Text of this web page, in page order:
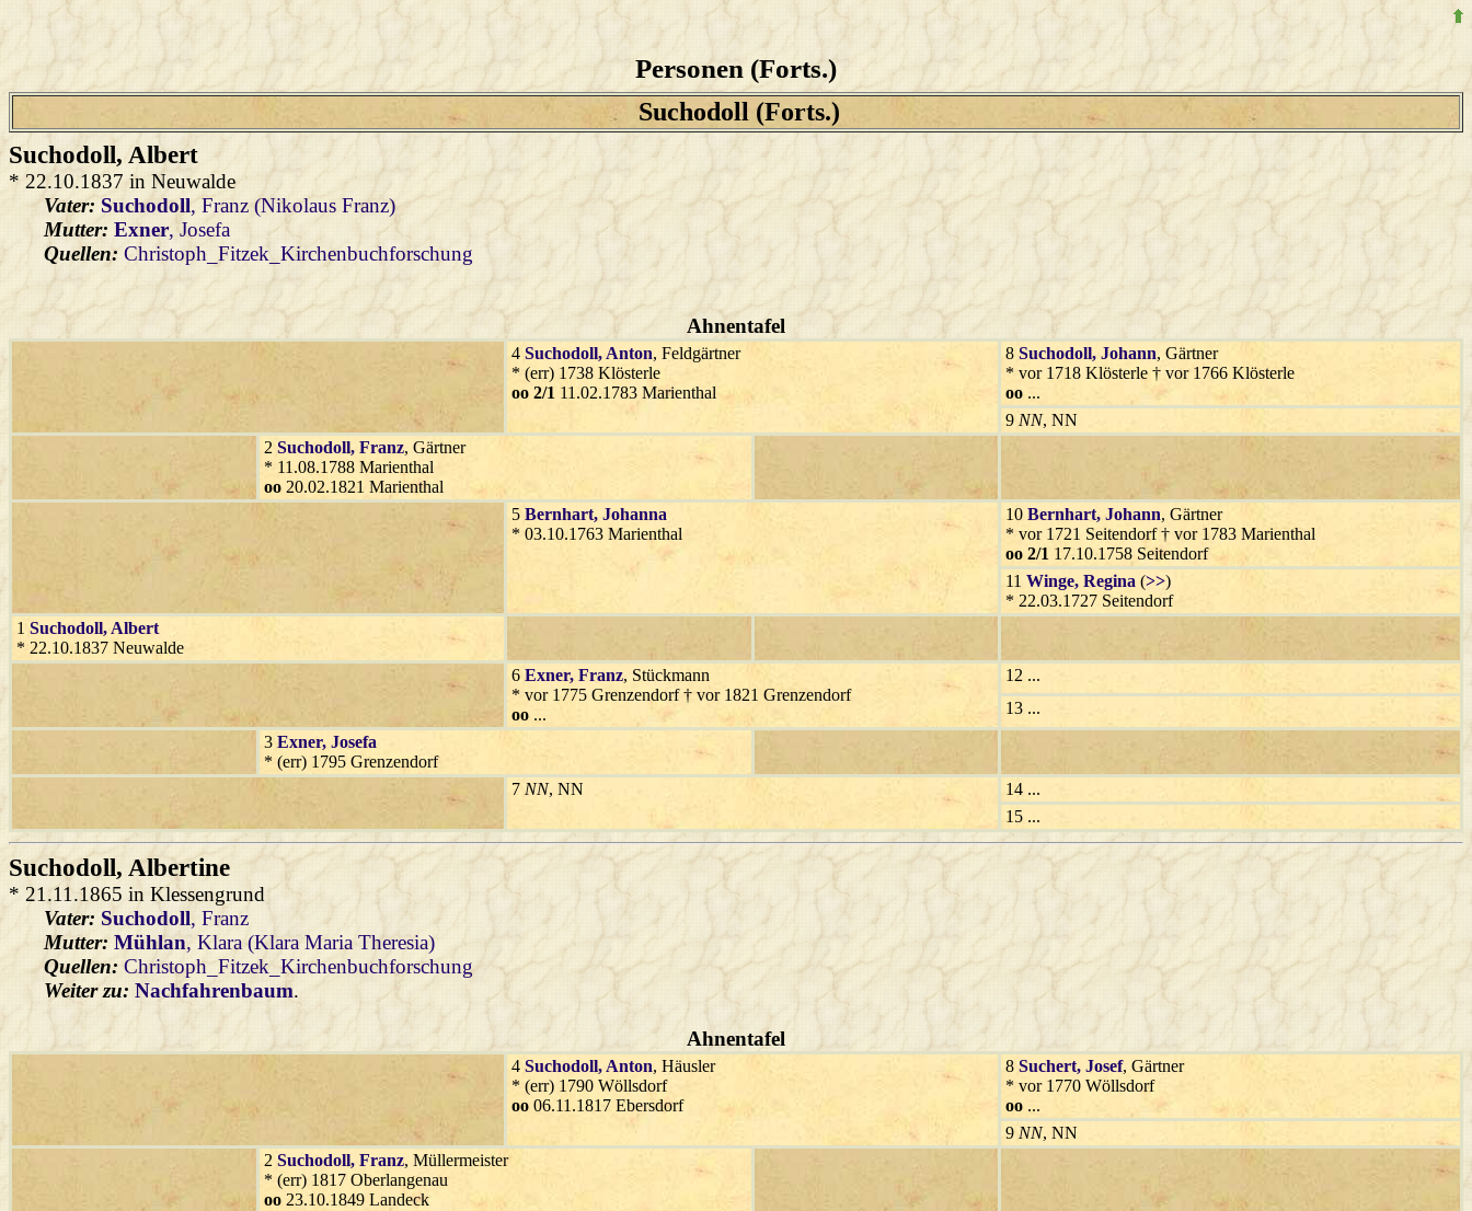
Personen (Forts.)
Suchodoll (Forts.)
Suchodoll, Albert
* 22.10.1837 in Neuwalde
Vater: Suchodoll, Franz (Nikolaus Franz)
Mutter: Exner, Josefa
Quellen: Christoph_Fitzek_Kirchenbuchforschung
Ahnentafel
4 Suchodoll, Anton, Feldgärtner
* (err) 1738 Klösterle
oo 2/1 11.02.1783 Marienthal
8 Suchodoll, Johann, Gärtner
* vor 1718 Klösterle † vor 1766 Klösterle
oo ...
9 NN, NN
2 Suchodoll, Franz, Gärtner
* 11.08.1788 Marienthal
oo 20.02.1821 Marienthal
5 Bernhart, Johanna
* 03.10.1763 Marienthal
10 Bernhart, Johann, Gärtner
* vor 1721 Seitendorf † vor 1783 Marienthal
oo 2/1 17.10.1758 Seitendorf
11 Winge, Regina (>>)
* 22.03.1727 Seitendorf
1 Suchodoll, Albert
* 22.10.1837 Neuwalde
6 Exner, Franz, Stückmann
* vor 1775 Grenzendorf † vor 1821 Grenzendorf
oo ...
12 ...
13 ...
3 Exner, Josefa
* (err) 1795 Grenzendorf
7 NN, NN
14 ...
15 ...
Suchodoll, Albertine
* 21.11.1865 in Klessengrund
Vater: Suchodoll, Franz
Mutter: Mühlan, Klara (Klara Maria Theresia)
Quellen: Christoph_Fitzek_Kirchenbuchforschung
Weiter zu: Nachfahrenbaum.
Ahnentafel
4 Suchodoll, Anton, Häusler
* (err) 1790 Wöllsdorf
oo 06.11.1817 Ebersdorf
8 Suchert, Josef, Gärtner
* vor 1770 Wöllsdorf
oo ...
9 NN, NN
2 Suchodoll, Franz, Müllermeister
* (err) 1817 Oberlangenau
oo 23.10.1849 Landeck